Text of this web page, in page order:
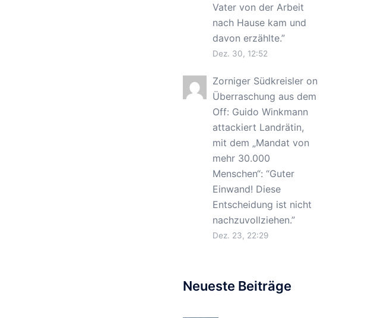
Vater von der Arbeit
nach Hause kam und
davon erzählte.”
Dez. 30, 12:52
Zorniger Südkreisleron
Überraschung aus dem
Off: Guido Winkmann
attackiert Landrätin,
mit dem „Mandat von
mehr 30.000
Menschen“: “Guter
Einwand! Diese
Entscheidung ist nicht
nachzuvollziehen.”
Dez. 23, 22:29
Neueste Beiträge